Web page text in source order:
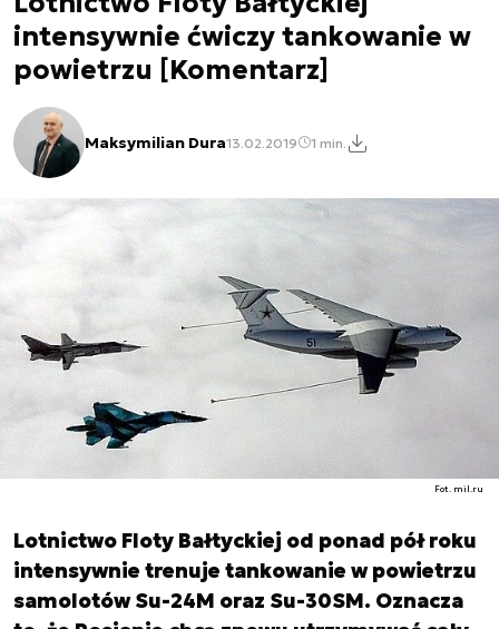
intensywnie ćwiczy tankowanie w
powietrzu [Komentarz]
Maksymilian Dura13.02.2019 1 min.
Fot. mil.ru
Lotnictwo Floty Bałtyckiej od ponad pół roku
intensywnie trenuje tankowanie w powietrzu
samolotów Su-24M oraz Su-30SM. Oznacza